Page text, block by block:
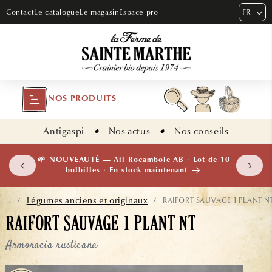
ET PASSER
ContactLe catalogueLe magasinEspace pro FR
NOS PRODUITS
Antigaspi Nos actus Nos conseils
🌱 NOUVEAUTÉ — Ail Rocambole AB · Lot de 10
bulbilles · En stock maintenant
... / Légumes anciens et originaux / RAIFORT SAUVAGE 1 PLANT
RAIFORT SAUVAGE 1 PLANT NT
Armoracia rusticana
AUX